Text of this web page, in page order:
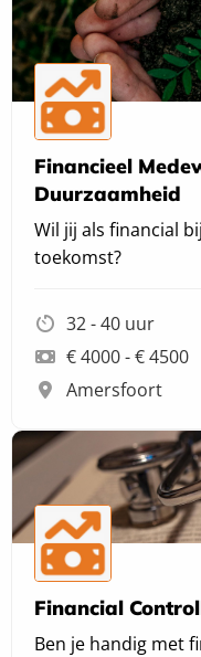
Financieel
Duurzaamheid
Wil jij als financial
toekomst?
32 - 40 uur
€ 4000 - € 4500
Amersfoort
Financial
Ben je handig met